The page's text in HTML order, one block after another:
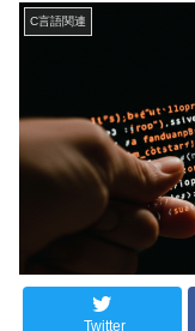
C言語関連
Twitter